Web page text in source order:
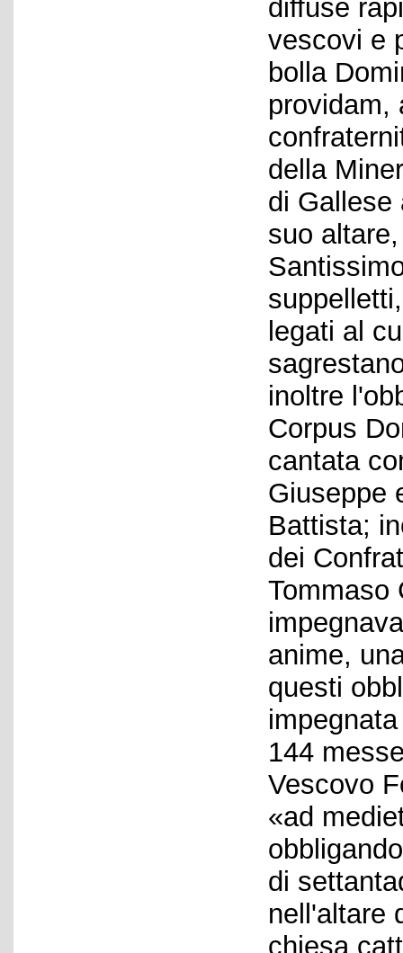
diffuse
vescovi e
bolla
providam,
della
di Gallese
suo
legati al
inoltre
Corpus
cantata
Giuseppe
Battista;
dei
Tommaso
anime,
questi
144
Vescovo
«ad
di
nell'altare
chiesa